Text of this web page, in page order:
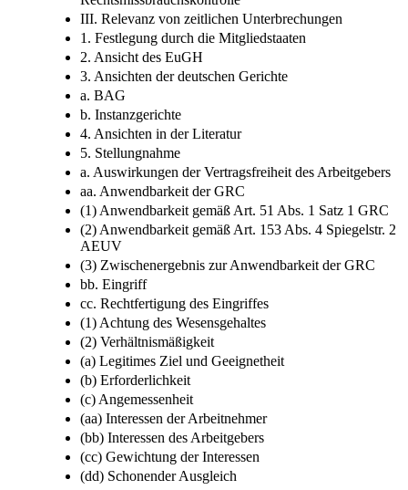
III. Relevanz von zeitlichen Unterbrechungen
1. Festlegung durch die Mitgliedstaaten
2. Ansicht des EuGH
3. Ansichten der deutschen Gerichte
a. BAG
b. Instanzgerichte
4. Ansichten in der Literatur
5. Stellungnahme
a. Auswirkungen der Vertragsfreiheit des Arbeitgebers
aa. Anwendbarkeit der GRC
(1) Anwendbarkeit gemäß Art. 51 Abs. 1 Satz 1 GRC
(2) Anwendbarkeit gemäß Art. 153 Abs. 4 Spiegelstr. 2
AEUV
(3) Zwischenergebnis zur Anwendbarkeit der GRC
bb. Eingriff
cc. Rechtfertigung des Eingriffes
(1) Achtung des Wesensgehaltes
(2) Verhältnismäßigkeit
(a) Legitimes Ziel und Geeignetheit
(b) Erforderlichkeit
(c) Angemessenheit
(aa) Interessen der Arbeitnehmer
(bb) Interessen des Arbeitgebers
(cc) Gewichtung der Interessen
(dd) Schonender Ausgleich